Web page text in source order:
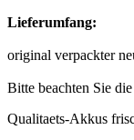
Lieferumfang:
original verpackter
Bitte beachten Sie
Qualitaets-Akkus